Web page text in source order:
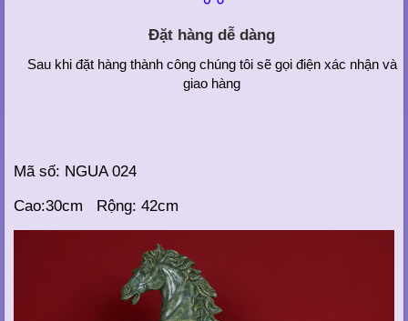
Đặt hàng dễ dàng
Sau khi đặt hàng thành công chúng tôi sẽ gọi điện xác nhận và
giao hàng
Mã số: NGUA 024
Cao:30cm Rộng: 42cm